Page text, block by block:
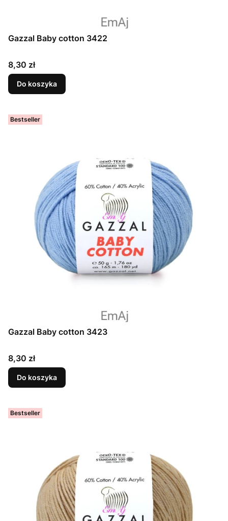
Gazzal Baby cotton 3422
Cena
8,30 zł
Do koszyka
Bestseller
Gazzal Baby cotton 3423
Cena
8,30 zł
Do koszyka
Bestseller